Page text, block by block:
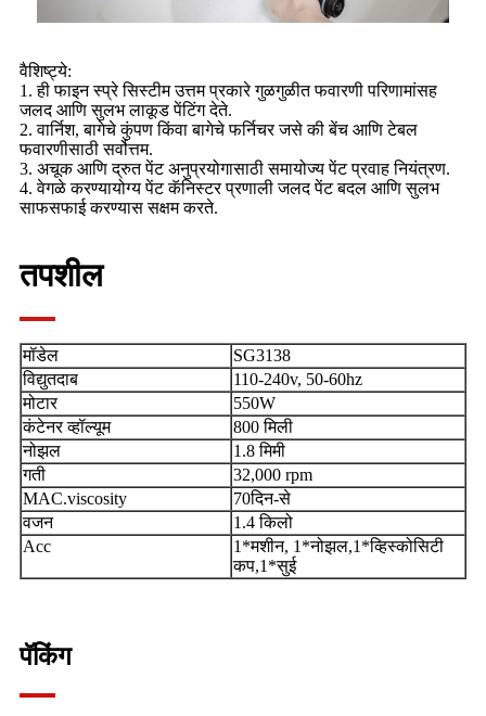
वैशिष्ट्ये:
1. ही फाइन स्प्रे सिस्टीम उत्तम प्रकारे गुळगुळीत फवारणी परिणामांसह
जलद आणि सुलभ लाकूड पेंटिंग देते.
2. वार्निश, बागेचे कुंपण किंवा बागेचे फर्निचर जसे की बेंच आणि टेबल
फवारणीसाठी सर्वोत्तम.
3. अचूक आणि द्रुत पेंट अनुप्रयोगासाठी समायोज्य पेंट प्रवाह नियंत्रण.
4. वेगळे करण्यायोग्य पेंट कॅनिस्टर प्रणाली जलद पेंट बदल आणि सुलभ
साफसफाई करण्यास सक्षम करते.
तपशील
मॉडेल
SG3138
विद्युतदाब
110-240v, 50-60hz
मोटार
550W
कंटेनर व्हॉल्यूम
800 मिली
नोझल
1.8 मिमी
गती
32,000 rpm
MAC.viscosity
70दिन-से
वजन
1.4 किलो
Acc
1*मशीन, 1*नोझल,1*व्हिस्कोसिटी
कप,1*सुई
पॅकिंग